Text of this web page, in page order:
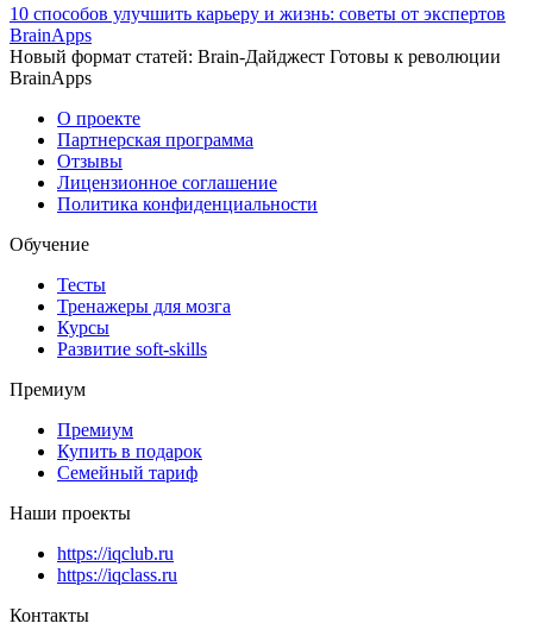
10 способов улучшить карьеру и жизнь: советы от экспертов
BrainApps
Новый формат статей: Brain-Дайджест Готовы к революции
BrainApps
О проекте
Партнерская программа
Отзывы
Лицензионное соглашение
Политика конфиденциальности
Обучение
Тесты
Тренажеры для мозга
Курсы
Развитие soft-skills
Премиум
Премиум
Купить в подарок
Семейный тариф
Наши проекты
https://iqclub.ru
https://iqclass.ru
Контакты